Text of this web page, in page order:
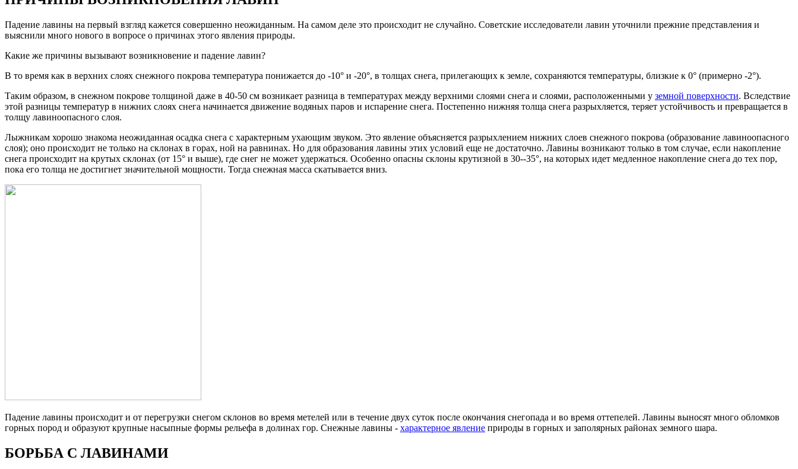
Падение лавины на первый взгляд кажется совершенно неожиданным. На самом деле это происходит не случайно. Советские исследователи лавин уточнили прежние представления и
выяснили много нового в вопросе о причинах этого явления природы.
Какие же причины вызывают возникновение и падение лавин?
В то время как в верхних слоях снежного покрова температура понижается до -10° и -20°, в толщах снега, прилегающих к земле, сохраняются температуры, близкие к 0° (примерно -2°).
Таким образом, в снежном покрове толщиной даже в 40-50 см возникает разница в температурах между верхними слоями снега и слоями, расположенными у земной поверхности. Вследствие
этой разницы температур в нижних слоях снега начинается движение водяных паров и испарение снега. Постепенно нижняя толща снега разрыхляется, теряет устойчивость и превращается в
толщу лавиноопасного слоя.
Лыжникам хорошо знакома неожиданная осадка снега с характерным ухающим звуком. Это явление объясняется разрыхлением нижних слоев снежного покрова (образование лавиноопасного
слоя); оно происходит не только на склонах в горах, ной на равнинах. Но для образования лавины этих условий еще не достаточно. Лавины возникают только в том случае, если накопление
снега происходит на крутых склонах (от 15° и выше), где снег не может удержаться. Особенно опасны склоны крутизной в 30--35°, на которых идет медленное накопление снега до тех пор,
пока его толща не достигнет значительной мощности. Тогда снежная масса скатывается вниз.
Падение лавины происходит и от перегрузки снегом склонов во время метелей или в течение двух суток после окончания снегопада и во время оттепелей. Лавины выносят много обломков
горных пород и образуют крупные насыпные формы рельефа в долинах гор. Снежные лавины - характерное явление природы в горных и заполярных районах земного шара.
БОРЬБА С ЛАВИНАМИ